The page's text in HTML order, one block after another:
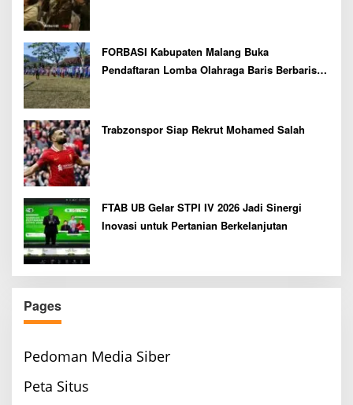
FORBASI Kabupaten Malang Buka
Pendaftaran Lomba Olahraga Baris Berbaris
Trabzonspor Siap Rekrut Mohamed Salah
FTAB UB Gelar STPI IV 2026 Jadi Sinergi
Inovasi untuk Pertanian Berkelanjutan
Pages
Pedoman Media Siber
Peta Situs